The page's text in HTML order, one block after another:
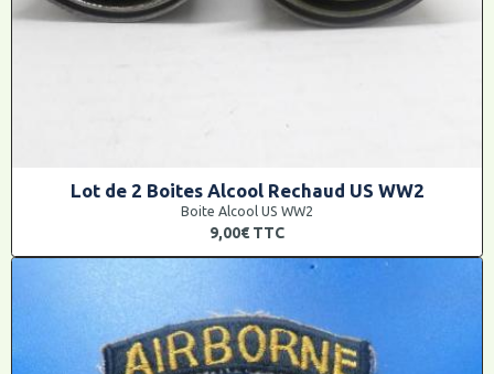
Lot de 2 Boites Alcool Rechaud US WW2
Boite Alcool US WW2
9,00€ TTC